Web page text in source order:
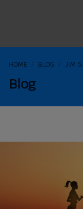
HOME BLOG JIM
Blog